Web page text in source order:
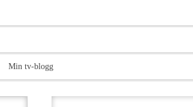
Min tv-blogg